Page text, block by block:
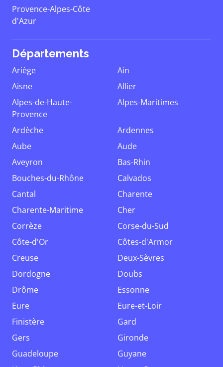
Provence-Alpes-Côte
d'Azur
Départements
Ariège
Ain
Aisne
Allier
Alpes-de-Haute-
Provence
Alpes-Maritimes
Ardèche
Ardennes
Aube
Aude
Aveyron
Bas-Rhin
Bouches-du-Rhône
Calvados
Cantal
Charente
Charente-Maritime
Cher
Corrèze
Corse-du-Sud
Côte-d'Or
Côtes-d'Armor
Creuse
Deux-Sèvres
Dordogne
Doubs
Drôme
Essonne
Eure
Eure-et-Loir
Finistère
Gard
Gers
Gironde
Guadeloupe
Guyane